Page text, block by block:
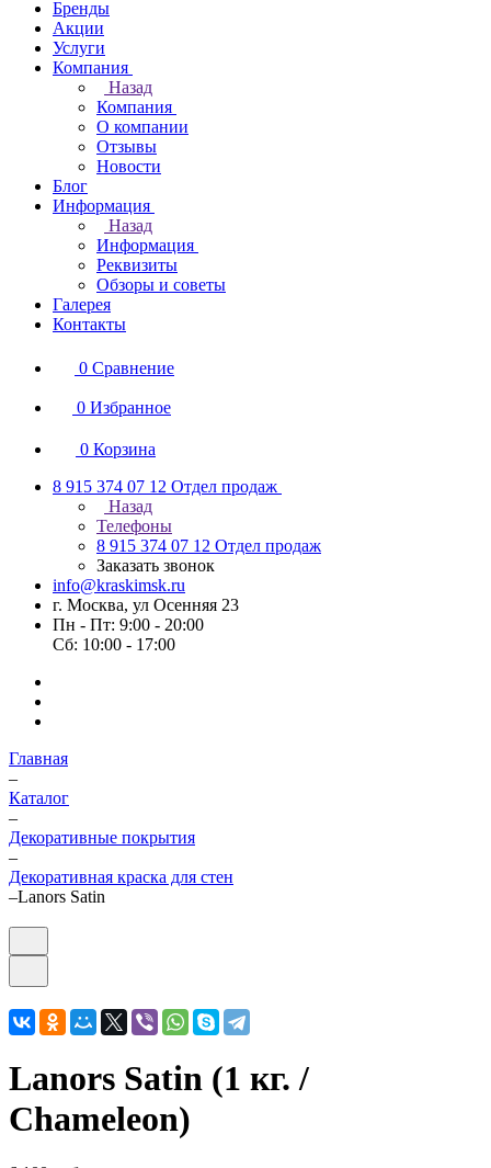
Бренды
Акции
Услуги
Компания
Назад
Компания
О компании
Отзывы
Новости
Блог
Информация
Назад
Информация
Реквизиты
Обзоры и советы
Галерея
Контакты
0 Сравнение
0 Избранное
0 Корзина
8 915 374 07 12 Отдел продаж
Назад
Телефоны
8 915 374 07 12 Отдел продаж
Заказать звонок
info@kraskimsk.ru
г. Москва, ул Осенняя 23
Пн - Пт: 9:00 - 20:00
Сб: 10:00 - 17:00
Главная
–
Каталог
–
Декоративные покрытия
–
Декоративная краска для стен
–Lanors Satin
Lanors Satin (1 кг. /
Chameleon)